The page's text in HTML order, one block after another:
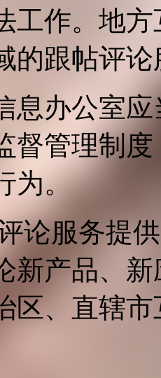
工作。地
的跟帖评
息办公室
督管理制
为。
论服务提
新产品、
区、直辖